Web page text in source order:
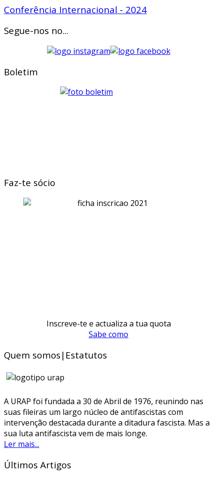
Conferência Internacional - 2024
Segue-nos no...
Boletim
Faz-te sócio
Inscreve-te e actualiza a tua quota
Sabe como
Quem somos|Estatutos
A URAP foi fundada a 30 de Abril de 1976, reunindo nas
suas fileiras um largo núcleo de antifascistas com
intervenção destacada durante a ditadura fascista. Mas a
sua luta antifascista vem de mais longe.
Ler mais...
Últimos Artigos